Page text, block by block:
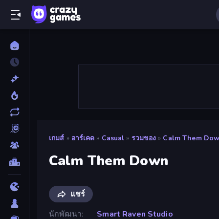
เกมส์ » อาร์เคด » Casual » รวมของ » Calm Them
Calm Them Down
แชร์
นักพัฒนา
Smart Raven Studio